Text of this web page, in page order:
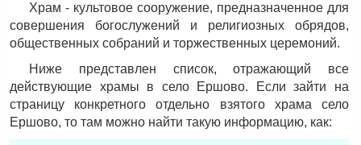
Храм - культовое сооружение, предназначенное для
совершения богослужений и религиозных обрядов,
общественных собраний и торжественных церемоний.
Ниже представлен список, отражающий все
действующие храмы в село Ершово. Если зайти на
страницу конкретного отдельно взятого храма село
Ершово, то там можно найти такую информацию, как: